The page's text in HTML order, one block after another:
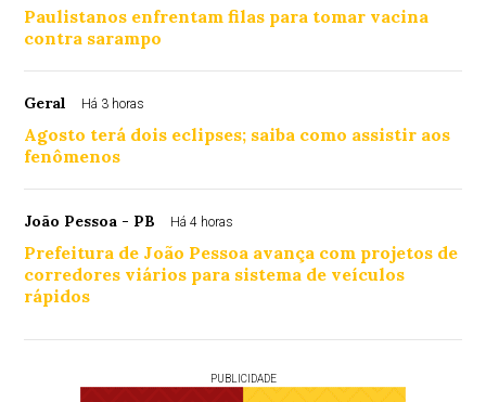
Paulistanos enfrentam filas para tomar vacina
contra sarampo
Geral Há 3 horas
Agosto terá dois eclipses; saiba como assistir aos
fenômenos
João Pessoa - PB Há 4 horas
Prefeitura de João Pessoa avança com projetos de
corredores viários para sistema de veículos
rápidos
PUBLICIDADE